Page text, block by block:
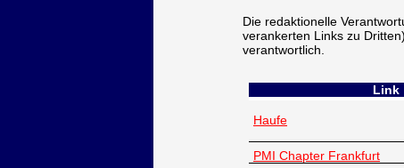
Die redaktionelle
verankerten Links zu
verantwortlich.
Link
Haufe
PMI Chapter Frankfurt